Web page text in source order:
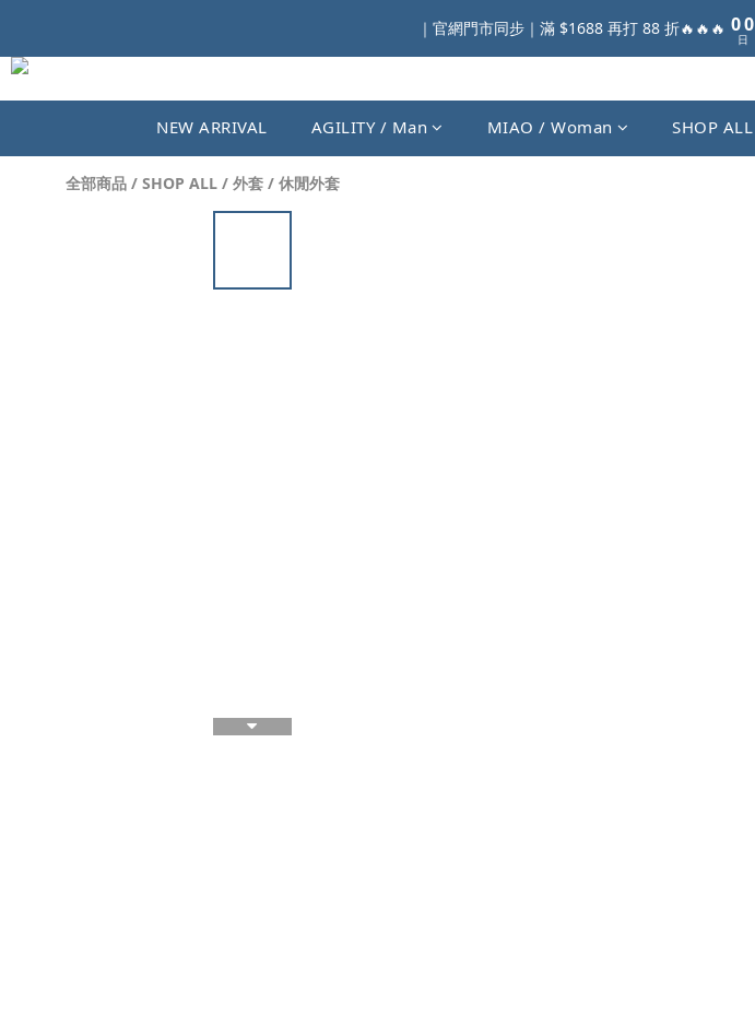
｜官網門市同步｜滿 $1688 再打 88 折🔥🔥🔥 00
日
NEW ARRIVAL AGILITY / Man MIAO / Woman SHOP ALL
全部商品 / SHOP ALL / 外套 / 休閒外套